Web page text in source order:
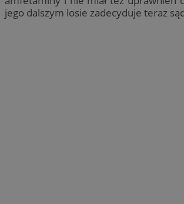
jego dalszym losie zadecyduje teraz